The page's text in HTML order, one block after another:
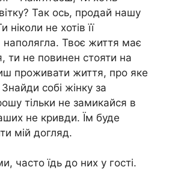
Так ось, продай нашу
ніколи не хотів її
наполягла. Твоє життя має
ти не повинен стояти на
проживати життя, про яке
собі жінку за
тільки не замикайся в
не кривди. Їм буде
мій догляд.
часто їдь до них у гості.